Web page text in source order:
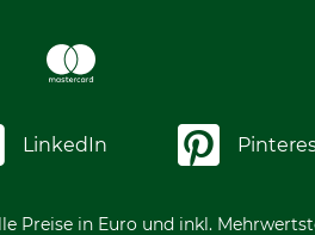
LinkedIn
Preise in Euro und inkl.